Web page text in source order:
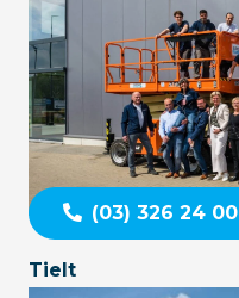
(03) 326 24 00
Tielt